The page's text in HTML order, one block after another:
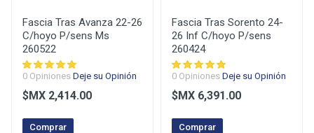
Su E-Mail
Fascia Tras Avanza 22-26
C/hoyo P/sens Ms
260522
0 Opiniones Deje su Opinión
$MX 2,414.00
Comprar
Fascia Tras Sorento 24-
26 Inf C/hoyo P/sens
260424
0 Opiniones Deje su Opinión
$MX 6,391.00
Comprar